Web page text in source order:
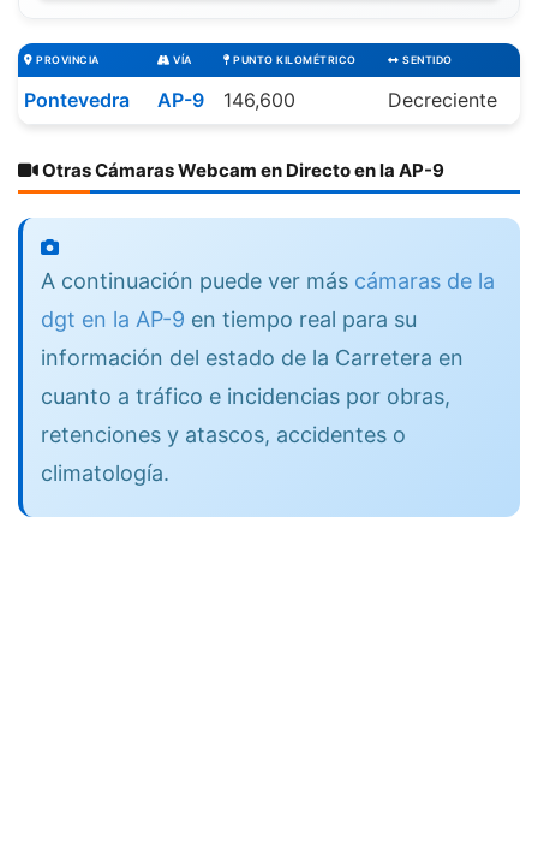
PROVINCIA VÍA PUNTO KILOMÉTRICO SENTIDO
Pontevedra AP-9 146,600 Decreciente
Otras Cámaras Webcam en Directo en la AP-9
A continuación puede ver más cámaras de la
dgt en la AP-9 en tiempo real para su
información del estado de la Carretera en
cuanto a tráfico e incidencias por obras,
retenciones y atascos, accidentes o
climatología.